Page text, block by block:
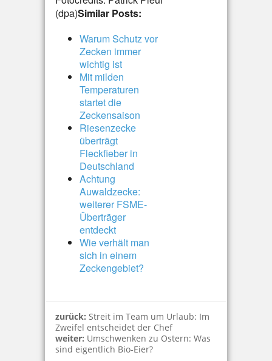
(dpa)Similar Posts:
Warum Schutz vor
Zecken immer
wichtig ist
Mit milden
Temperaturen
startet die
Zeckensaison
Riesenzecke
überträgt
Fleckfieber in
Deutschland
Achtung
Auwaldzecke:
weiterer FSME-
Überträger
entdeckt
Wie verhält man
sich in einem
Zeckengebiet?
zurück: Streit im Team um Urlaub: Im
Zweifel entscheidet der Chef
weiter: Umschwenken zu Ostern: Was
sind eigentlich Bio-Eier?